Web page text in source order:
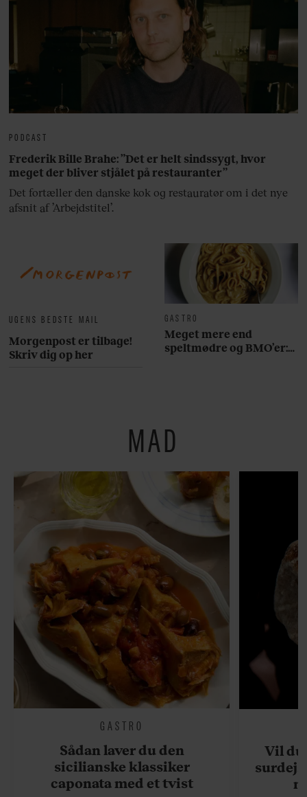
UGENS BEDSTE MAIL
Morgenpost er tilbage!
Skriv dig op her
GASTRO
Meget mere end
speltmødre og BMO’er:
PODCAST
Frederik Bille Brahe: ”Det er helt sindssygt, hvor
meget der bliver stjålet på restauranter”
Det fortæller den danske kok og restauratør om i det nye
afsnit af ’Arbejdstitel’.
MAD
GASTRO
Sådan laver du den
sicilianske klassiker
caponata med et tvist
Vil du